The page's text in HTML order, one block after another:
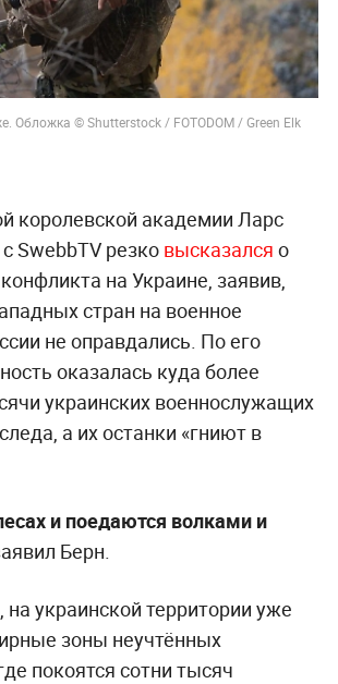
Обложка © Shutterstock / FOTODOM / Green Elk
королевской академии Ларс
SwebbTV резко высказался о
на Украине, заявив,
стран на военное
не оправдались. По его
оказалась куда более
украинских военнослужащих
а их останки «гниют в
и поедаются волками и
Берн.
на украинской территории уже
зоны неучтённых
покоятся сотни тысяч